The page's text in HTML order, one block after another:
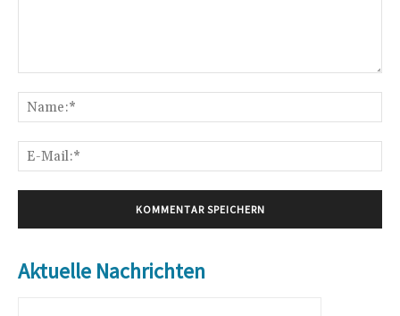
Aktuelle Nachrichten